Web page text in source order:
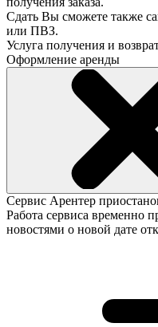
Сдать Вы сможете также
или ПВЗ.
Услуга получения и
Оформление аренды
Сервис Арентер
Работа сервиса временно
новостями о новой дате